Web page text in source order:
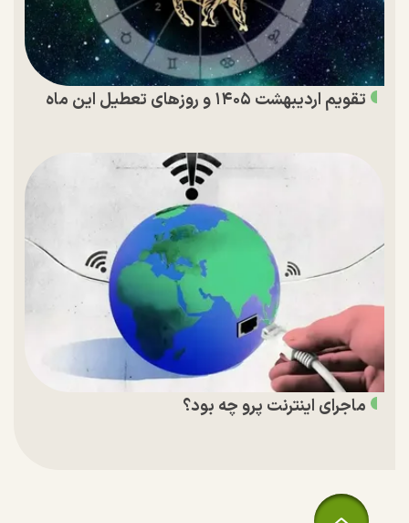
تقویم اردیبهشت ۱۴۰۵ و روز‌های تعطیل این ماه
ماجرای اینترنت پرو چه بود؟